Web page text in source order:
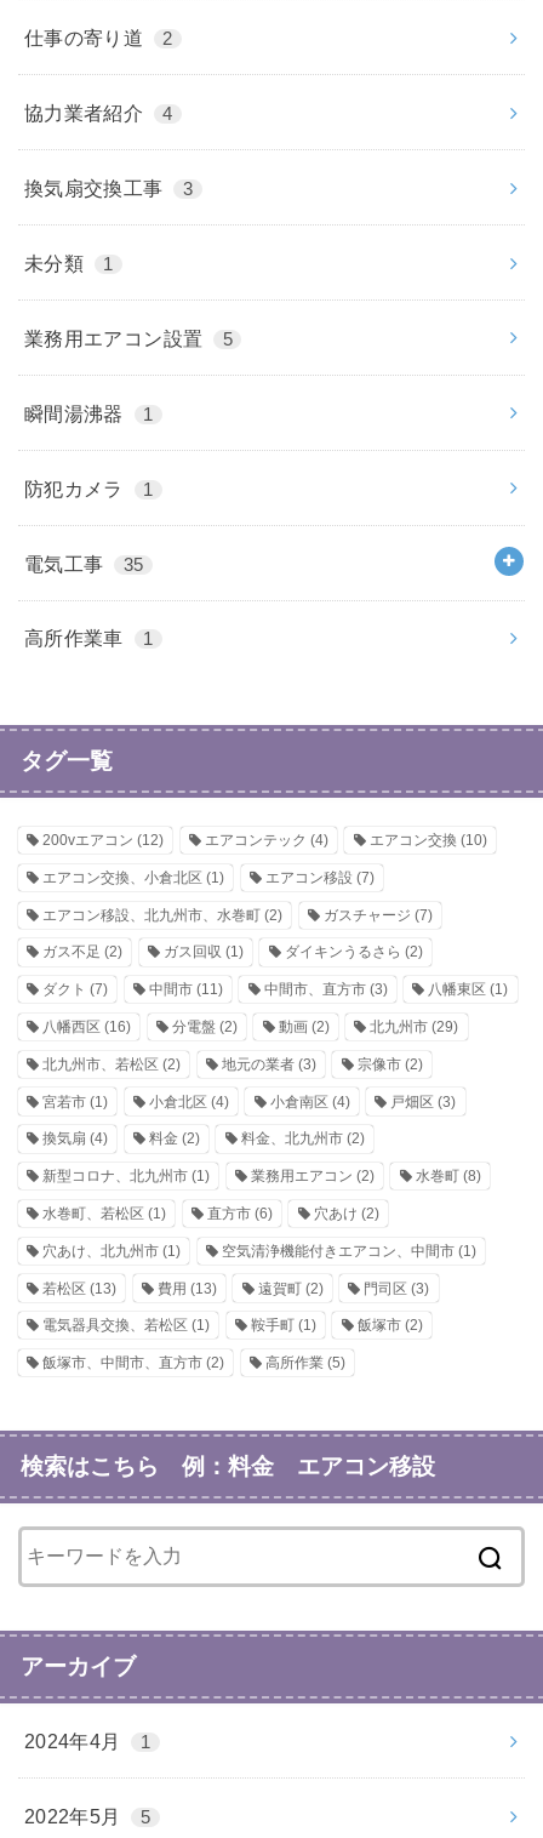
仕事の寄り道 2
協力業者紹介 4
換気扇交換工事 3
未分類 1
業務用エアコン設置 5
瞬間湯沸器 1
防犯カメラ 1
電気工事 35
高所作業車 1
タグ一覧
200vエアコン (12) エアコンテック (4) エアコン交換 (10)
エアコン交換、小倉北区 (1) エアコン移設 (7)
エアコン移設、北九州市、水巻町 (2) ガスチャージ (7)
ガス不足 (2) ガス回収 (1) ダイキンうるさら (2)
ダクト (7) 中間市(11) 中間市、直方市(3) 八幡東区 (1)
八幡西区 (16) 分電盤 (2) 動画(2) 北九州市 (29)
北九州市、若松区 (2) 地元の業者(3) 宗像市(2)
宮若市 (1) 小倉北区 (4) 小倉南区 (4) 戸畑区 (3)
換気扇 (4) 料金 (2) 料金、北九州市(2)
新型コロナ、北九州市 (1) 業務用エアコン (2) 水巻町(8)
水巻町、若松区 (1) 直方市(6) 穴あけ (2)
穴あけ、北九州市 (1) 空気清浄機能付きエアコン、中間市(1)
若松区 (13) 費用 (13) 遠賀町(2) 門司区 (3)
電気器具交換、若松区 (1) 鞍手町(1) 飯塚市(2)
飯塚市、中間市、直方市 (2) 高所作業(5)
検索はこちら 例：料金 エアコン移設
アーカイブ
2024年4月 1
2022年5月 5